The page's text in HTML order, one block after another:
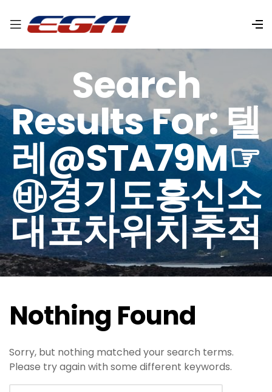
Search
Results For: 텔
레@STA79M☞
㉳경기도흥신소
대포차위치추적
Nothing Found
Sorry, but nothing matched your search terms.
Please try again with some different keywords.